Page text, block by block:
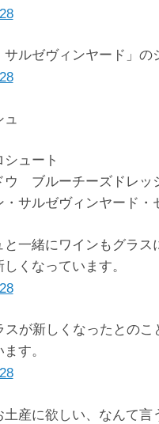
ルゼヴィンヤード」の
ュ
シュート
ウ ブルーチーズドレッ
・サルゼヴィンヤード・
一緒にワインもグラ
くなっています。
スが新しくなったとの
す。
産に欲しい、なんて言